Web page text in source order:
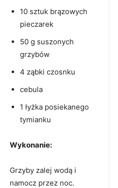
10 sztuk brązowych
pieczarek
50 g suszonych
grzybów
4 ząbki czosnku
cebula
1 łyżka posiekanego
tymianku
Wykonanie:
Grzyby zalej wodą i
namocz przez noc.